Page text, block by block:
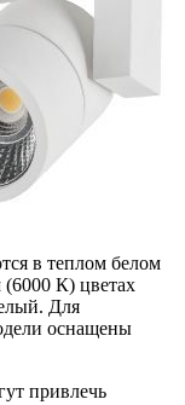
в теплом белом
К) цветах
Для
оснащены
привлечь